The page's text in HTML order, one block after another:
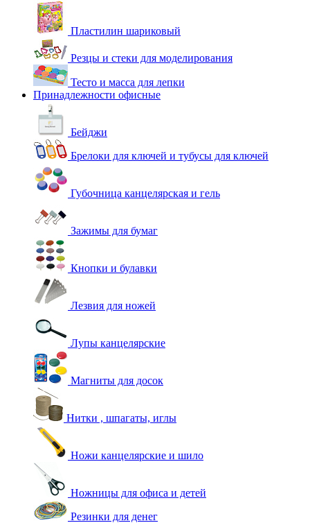
Пластилин шариковый
Резцы и стеки для моделирования
Тесто и масса для лепки
Принадлежности офисные
Бейджи
Брелоки для ключей и тубусы для ключей
Губочница канцелярская и гель
Зажимы для бумаг
Кнопки и булавки
Лезвия для ножей
Лупы канцелярские
Магниты для досок
Нитки , шпагаты, иглы
Ножи канцелярские и шило
Ножницы для офиса и детей
Резинки для денег